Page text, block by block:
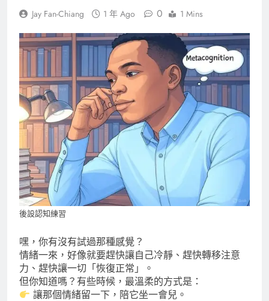
Jay Fan-Chiang 1 年 Ago 0 1 Mins
後設認知練習
嘿，你有沒有試過那種感覺？
情緒一來，好像就要趕快讓自己冷靜、趕快轉移注意
力、趕快讓一切「恢復正常」。
但你知道嗎？有些時候，最溫柔的方式是：
讓那個情緒留一下，陪它坐一會兒。